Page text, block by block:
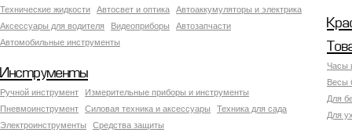
Технические жидкости
Автосвет и оптика
Автоаккумуляторы и электрика
Аксессуары для водителя
Видеоприборы
Автозапчасти
Автомобильные инструменты
Часы
Весы
Для
Для
Инструменты
Ручной инструмент
Измерительные приборы и инструменты
Пневмоинструмент
Силовая техника и аксессуары
Техника для сада
Электроинструменты
Средства защиты